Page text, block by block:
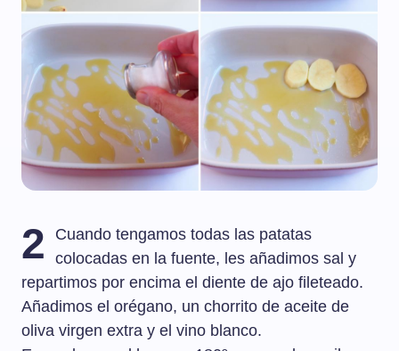
2
Cuando tengamos todas las patatas
colocadas en la fuente, les añadimos sal y
repartimos por encima el diente de ajo fileteado.
Añadimos el orégano, un chorrito de aceite de
oliva virgen extra y el vino blanco.